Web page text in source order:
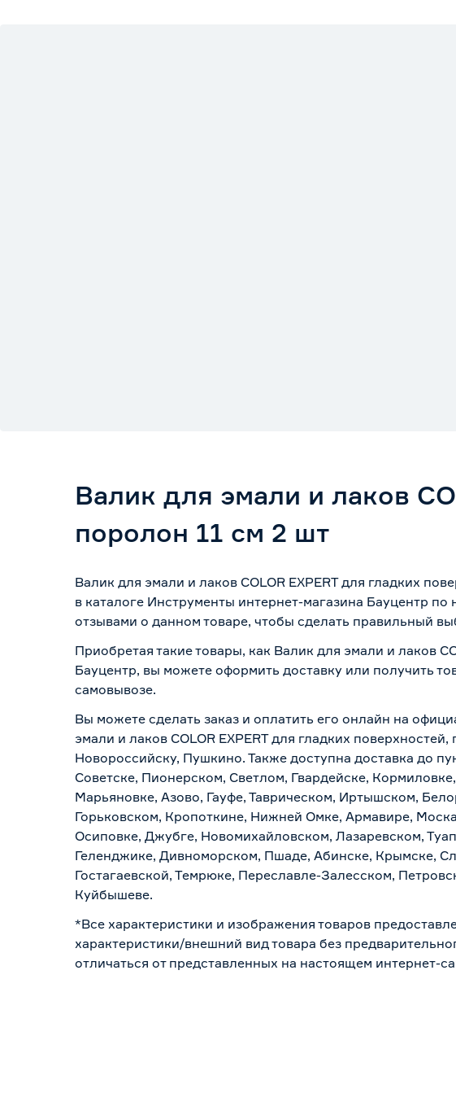
Валик для эмали и лаков
поролон 11 см 2 шт
Валик для эмали и лаков COLOR EXPERT для гладких
в каталоге Инструменты интернет-магазина Бауцентр
отзывами о данном товаре, чтобы сделать правильный
Приобретая такие товары, как Валик для эмали и лаков
Бауцентр, вы можете оформить доставку или получить
самовывозе.
Вы можете сделать заказ и оплатить его онлайн на
эмали и лаков COLOR EXPERT для гладких
Новороссийску, Пушкино. Также доступна доставка до
Советске, Пионерском, Светлом, Гвардейске,
Марьяновке, Азово, Гауфе, Таврическом, Иртышском,
Горьковском, Кропоткине, Нижней Омке, Армавире,
Осиповке, Джубге, Новомихайловском, Лазаревском,
Геленджике, Дивноморском, Пшаде, Абинске, Крымске,
Гостагаевской, Темрюке, Переславле-Залесском,
Куйбышеве.
*Все характеристики и изображения товаров
характеристики/внешний вид товара без
отличаться от представленных на настоящем интернет-